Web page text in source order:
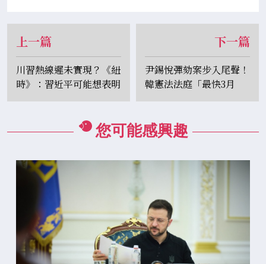
上一篇
川習熱線遲未實現？《紐
時》：習近平可能想表明
不會被關稅嚇到
下一篇
尹錫悅彈劾案步入尾聲！
韓憲法法庭「最快3月
初」有結果
您可能感興趣